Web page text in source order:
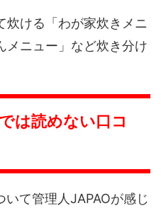
炊ける「わが家炊きメニ
メニュー」など炊き分け
は読めない口コ
いて管理人JAPAOが感じ